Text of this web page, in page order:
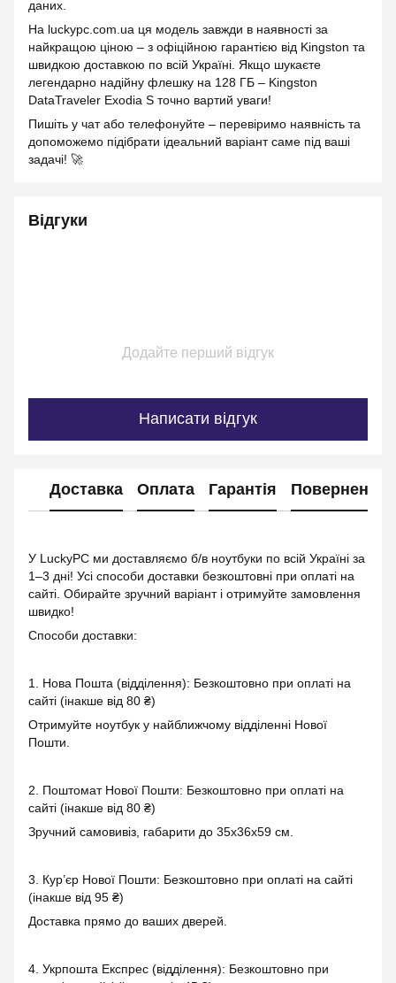
даних.
На luckypc.com.ua ця модель завжди в наявності за
найкращою ціною – з офіційною гарантією від Kingston та
швидкою доставкою по всій Україні. Якщо шукаєте
легендарно надійну флешку на 128 ГБ – Kingston
DataTraveler Exodia S точно вартий уваги!
Пишіть у чат або телефонуйте – перевіримо наявність та
допоможемо підібрати ідеальний варіант саме під ваші
задачі! 🚀
Відгуки
Додайте перший відгук
Написати відгук
Доставка Оплата Гарантія Повернення
У LuckyPC ми доставляємо б/в ноутбуки по всій Україні за
1–3 дні! Усі способи доставки безкоштовні при оплаті на
сайті. Обирайте зручний варіант і отримуйте замовлення
швидко!
Способи доставки:
1. Нова Пошта (відділення): Безкоштовно при оплаті на
сайті (інакше від 80 ₴)
Отримуйте ноутбук у найближчому відділенні Нової
Пошти.
2. Поштомат Нової Пошти: Безкоштовно при оплаті на
сайті (інакше від 80 ₴)
Зручний самовивіз, габарити до 35x36x59 см.
3. Кур’єр Нової Пошти: Безкоштовно при оплаті на сайті
(інакше від 95 ₴)
Доставка прямо до ваших дверей.
4. Укрпошта Експрес (відділення): Безкоштовно при